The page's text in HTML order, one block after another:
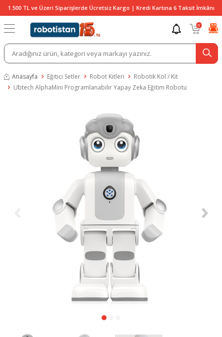
1.500 TL ve Üzeri Siparişlerde Ücretsiz Kargo | Kredi Kartına 6 Taksit İmkânı
0
Anasayfa Eğitici Setler Robot Kitleri
Robotik Kol / Kit
Ubtech AlphaMini Programlanabilir Yapay Zeka Eğitim Robotu